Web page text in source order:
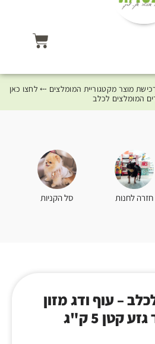
מוצר מקטגוריית המומלצים ⤎ לחצו כאן
המומלצים לכלב
חזרה לחנות סל הקניות
– עוף ודג מזון
קטן 5 ק"ג